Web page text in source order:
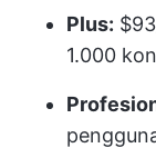
Plus:
1.000